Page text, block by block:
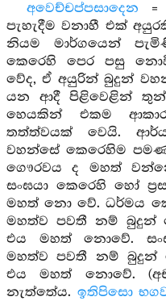
අවෙච්චප්පසාදෙන =
පැහැදීම වනාහී එක්
නියම මාර්ගයෙන්
කෙරෙහි පෙර පසු
වේද, ඒ අයුරින් බුදුන්
යන ආදී පිළිවෙළින්
හෙයකින් එකම
තත්ත්වයක් වෙයි. ආර්ය
වහන්සේ කෙරෙහිම
ගෞරවය ද මහත්
සංඝයා කෙරෙහි හෝ
මහත් නො වේ. ධර්මය
මහත්ව පවතී නම් බුදුන්
එය මහත් නොවේ.
මහත්ව පවතී නම් බුදුන්
එය මහත් නොවේ.
නැත්තේය. ඉතිපිසො